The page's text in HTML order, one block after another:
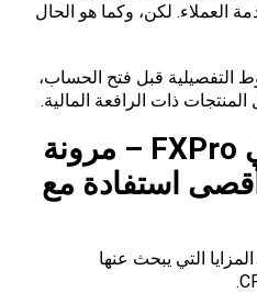
العملاء. لكن، وكما هو الحال
التفصيلية قبل فتح الحساب،
ذات الرافعة المالية.
FXPro –
مرونة
استفادة مع
التي يبحث عنها